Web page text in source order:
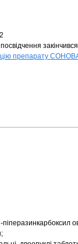
препарату